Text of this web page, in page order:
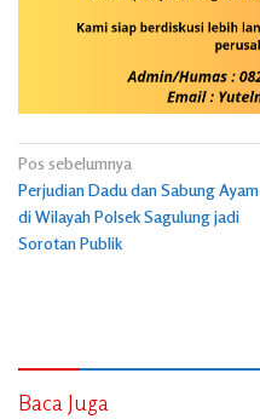
Navigasi
pos
Pos sebelumnya
Perjudian Dadu dan Sabung Ayam
di Wilayah Polsek Sagulung jadi
Sorotan Publik
Baca Juga